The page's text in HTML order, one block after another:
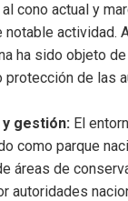
cono actual y
notable actividad.
ha sido objeto
protección de las
gestión: El
como parque
áreas de
autoridades